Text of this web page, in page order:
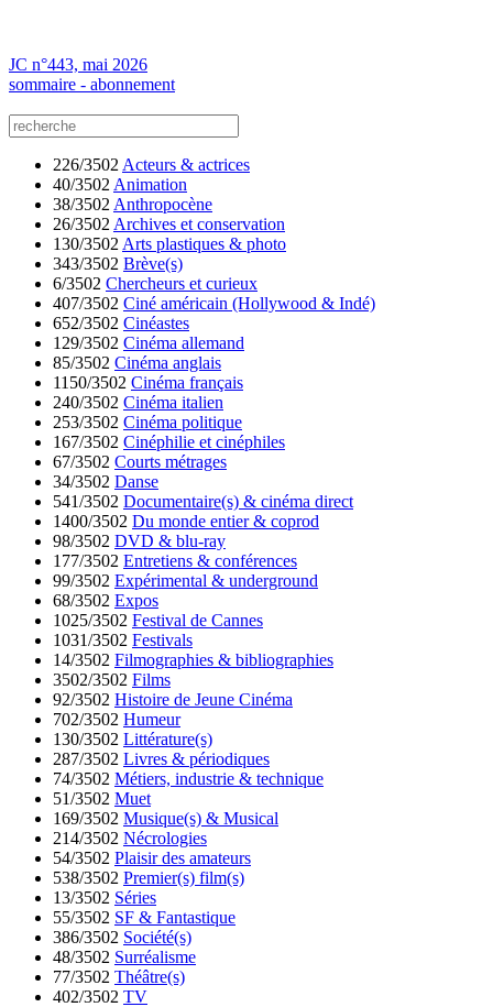
JC n°443, mai 2026
sommaire - abonnement
226/3502 Acteurs & actrices
40/3502 Animation
38/3502 Anthropocène
26/3502 Archives et conservation
130/3502 Arts plastiques & photo
343/3502 Brève(s)
6/3502 Chercheurs et curieux
407/3502 Ciné américain (Hollywood & Indé)
652/3502 Cinéastes
129/3502 Cinéma allemand
85/3502 Cinéma anglais
1150/3502 Cinéma français
240/3502 Cinéma italien
253/3502 Cinéma politique
167/3502 Cinéphilie et cinéphiles
67/3502 Courts métrages
34/3502 Danse
541/3502 Documentaire(s) & cinéma direct
1400/3502 Du monde entier & coprod
98/3502 DVD & blu-ray
177/3502 Entretiens & conférences
99/3502 Expérimental & underground
68/3502 Expos
1025/3502 Festival de Cannes
1031/3502 Festivals
14/3502 Filmographies & bibliographies
3502/3502 Films
92/3502 Histoire de Jeune Cinéma
702/3502 Humeur
130/3502 Littérature(s)
287/3502 Livres & périodiques
74/3502 Métiers, industrie & technique
51/3502 Muet
169/3502 Musique(s) & Musical
214/3502 Nécrologies
54/3502 Plaisir des amateurs
538/3502 Premier(s) film(s)
13/3502 Séries
55/3502 SF & Fantastique
386/3502 Société(s)
48/3502 Surréalisme
77/3502 Théâtre(s)
402/3502 TV